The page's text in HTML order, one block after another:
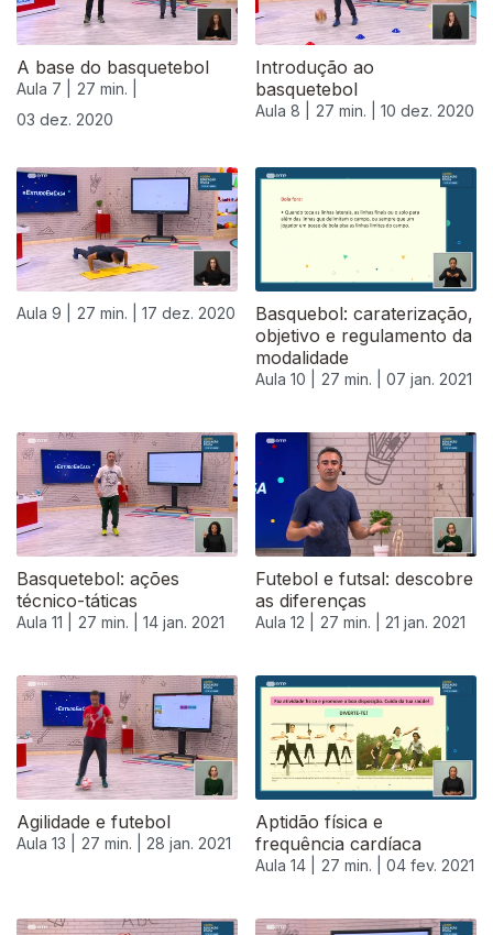
A base do basquetebol
Aula 7 |
27 min. |
03 dez. 2020
Introdução ao
basquetebol
Aula 8 | 27 min. | 10 dez. 2020
Aula 9 | 27 min. | 17 dez. 2020
Basquebol: caraterização,
objetivo e regulamento da
modalidade
Aula 10 | 27 min. | 07 jan. 2021
Basquetebol: ações
técnico-táticas
Aula 11 | 27 min. | 14 jan. 2021
Futebol e futsal: descobre
as diferenças
Aula 12 | 27 min. | 21 jan. 2021
519228
Agilidade e futebol
Aula 13 | 27 min. | 28 jan. 2021
Aptidão física e
frequência cardíaca
Aula 14 | 27 min. | 04 fev. 2021